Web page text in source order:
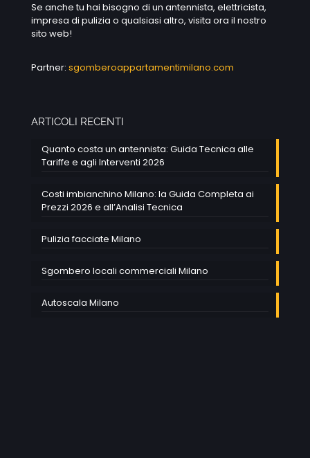
Se anche tu hai bisogno di un antennista, elettricista,
impresa di pulizia o qualsiasi altro, visita ora il nostro
sito web!
Partner: sgomberoappartamentimilano.com
ARTICOLI RECENTI
Quanto costa un antennista: Guida Tecnica alle
Tariffe e agli Interventi 2026
Costi imbianchino Milano: la Guida Completa ai
Prezzi 2026 e all’Analisi Tecnica
Pulizia facciate Milano
Sgombero locali commerciali Milano
Autoscala Milano